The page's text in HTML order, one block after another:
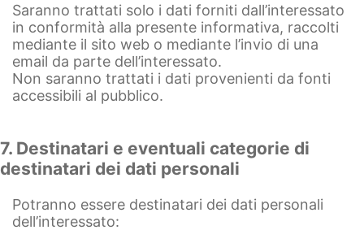
Saranno trattati solo i dati forniti dall’interessato
in conformità alla presente informativa, raccolti
mediante il sito web o mediante l’invio di una
email da parte dell’interessato.
Non saranno trattati i dati provenienti da fonti
accessibili al pubblico.
7. Destinatari e eventuali categorie di
destinatari dei dati personali
Potranno essere destinatari dei dati personali
dell’interessato: